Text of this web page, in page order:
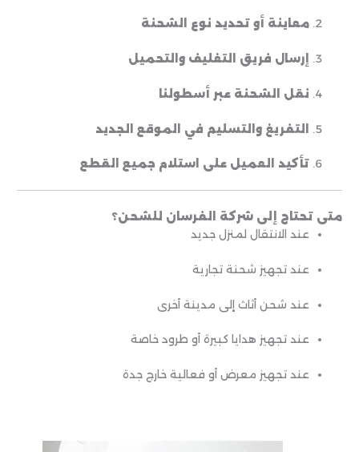
معاينة أو تحديد نوع الشحنة
إرسال فريق التغليف والتحميل
نقل الشحنة عبر أسطولنا
التفريغ والتسليم في الموقع الجديد
تأكيد العميل على استلام جميع القطع
متى تحتاج إلى شركة الفرسان للشحن؟
عند الانتقال لمنزل جديد
عند تجهيز شحنة تجارية
عند شحن أثاث إلى مدينة أخرى
عند تجهيز هدايا كبيرة أو طرود خاصة
عند تجهيز معرض أو فعالية خارج جدة